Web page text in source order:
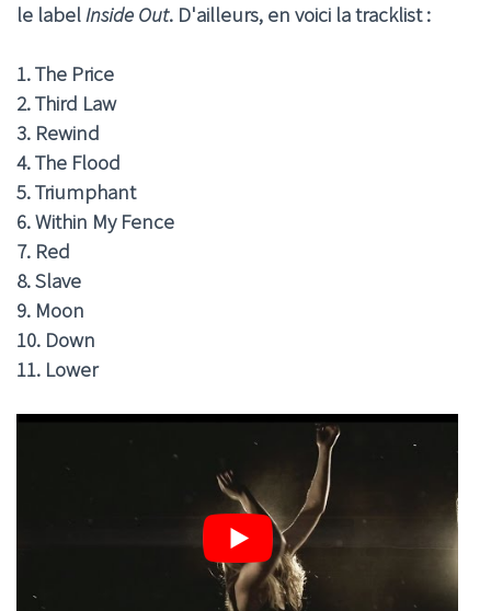
le labelInside Out. D'ailleurs, en voici la tracklist :
1. The Price
2. Third Law
3. Rewind
4. The Flood
5. Triumphant
6. Within My Fence
7. Red
8. Slave
9. Moon
10. Down
11. Lower